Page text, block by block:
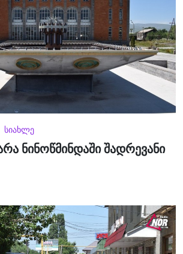
სიახლე
ნინოწმინდაში შადრევანი